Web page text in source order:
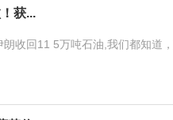
获...
朗收回11 5万吨石油,我们都知道